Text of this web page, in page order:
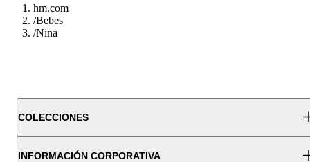
hm.com
/Bebes
/Nina
COLECCIONES
INFORMACIÓN CORPORATIVA